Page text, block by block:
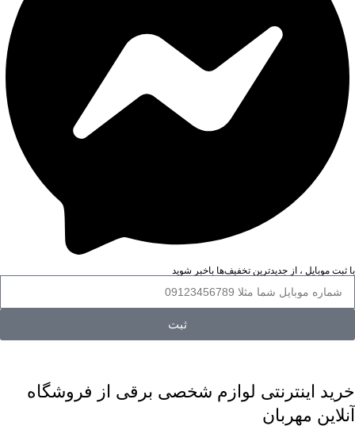
با ثبت موبایل ، از جدید‌ترین تخفیف‌ها با‌خبر شوید
ثبت
خرید اینترنتی لوازم شخصی برقی از فروشگاه
آنلاین مهربان